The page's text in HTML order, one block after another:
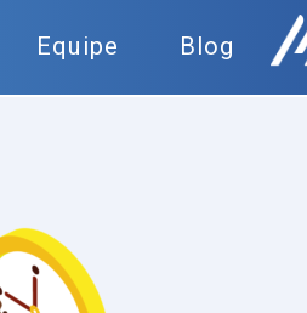
Equipe Blog